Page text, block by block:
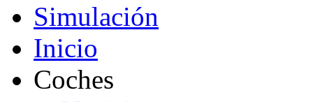
Simulación
Inicio
Coches